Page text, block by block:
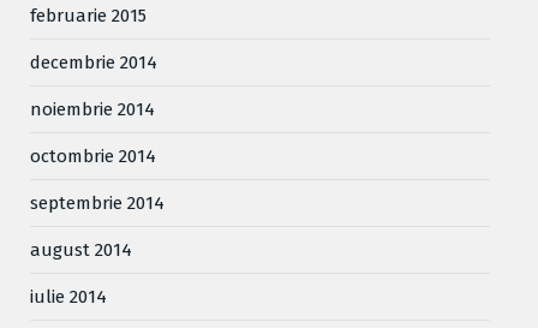
februarie 2015
decembrie 2014
noiembrie 2014
octombrie 2014
septembrie 2014
august 2014
iulie 2014